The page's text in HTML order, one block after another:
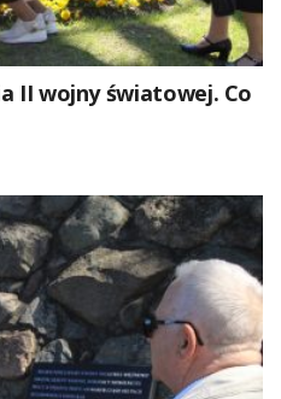
II wojny światowej. Co